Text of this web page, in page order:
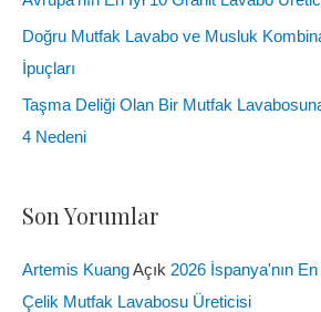
Doğru Mutfak Lavabo ve Musluk
İpuçları
Taşma Deliği Olan Bir Mutfak
4 Nedeni
Son Yorumlar
Artemis KuangAçık 2026 İspanya'nın
Çelik Mutfak Lavabosu Üreticisi